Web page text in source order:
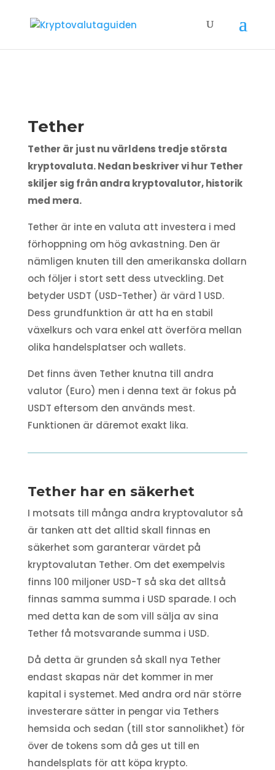
Tether
Tether är just nu världens tredje största
kryptovaluta. Nedan beskriver vi hur Tether
skiljer sig från andra kryptovalutor, historik
med mera.
Tether är inte en valuta att investera i med
förhoppning om hög avkastning. Den är
nämligen knuten till den amerikanska dollarn
och följer i stort sett dess utveckling. Det
betyder USDT (USD-Tether) är värd 1 USD.
Dess grundfunktion är att ha en stabil
växelkurs och vara enkel att överföra mellan
olika handelsplatser och wallets.
Det finns även Tether knutna till andra
valutor (Euro) men i denna text är fokus på
USDT eftersom den används mest.
Funktionen är däremot exakt lika.
Tether har en säkerhet
I motsats till många andra kryptovalutor så
är tanken att det alltid skall finnas en
säkerhet som garanterar värdet på
kryptovalutan Tether. Om det exempelvis
finns 100 miljoner USD-T så ska det alltså
finnas samma summa i USD sparade. I och
med detta kan de som vill sälja av sina
Tether få motsvarande summa i USD.
Då detta är grunden så skall nya Tether
endast skapas när det kommer in mer
kapital i systemet. Med andra ord när större
investerare sätter in pengar via Tethers
hemsida och sedan (till stor sannolikhet) för
över de tokens som då ges ut till en
handelsplats för att köpa krypto.